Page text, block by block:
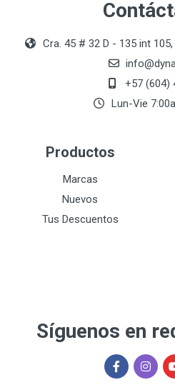
Cra. 45 # 32 D - 135 int
+57 (604)
Lun-Vie
Productos
Marcas
Nuevos
Tus Descuentos
Síguenos en